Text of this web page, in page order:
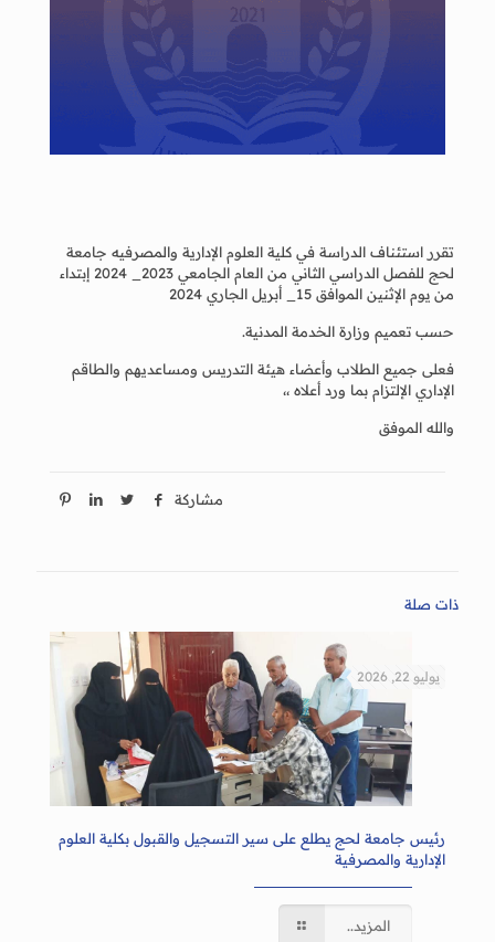
تقرر استئناف الدراسة في كلية العلوم الإدارية والمصرفيه جامعة
لحج للفصل الدراسي الثاني من العام الجامعي 2023_ 2024 إبتداء
من يوم الإثنين الموافق 15_ أبريل الجاري 2024
حسب تعميم وزارة الخدمة المدنية.
فعلى جميع الطلاب وأعضاء هيئة التدريس ومساعديهم والطاقم
الإداري الإلتزام بما ورد أعلاه ،،
والله الموفق
مشاركة
ذات صلة
يوليو 22, 2026
رئيس جامعة لحج يطلع على سير التسجيل والقبول بكلية العلوم
الإدارية والمصرفية
المزيد..